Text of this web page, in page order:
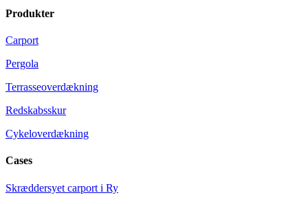
Produkter
Carport
Pergola
Terrasseoverdækning
Redskabsskur
Cykeloverdækning
Cases
Skræddersyet carport i Ry